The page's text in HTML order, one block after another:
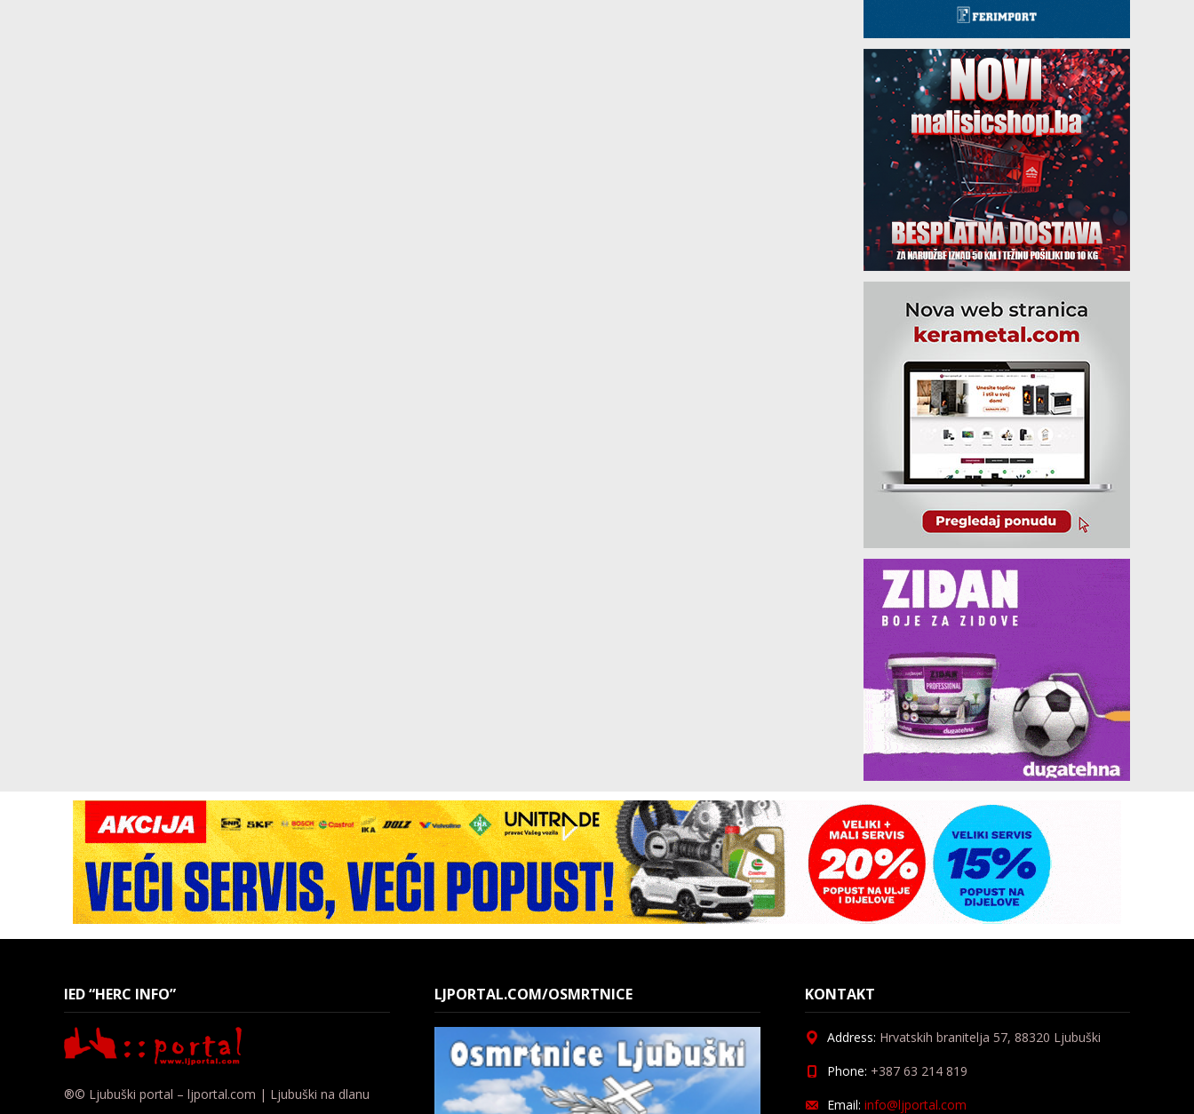
IED “HERC INFO”
®© Ljubuški portal – ljportal.com | Ljubuški na dlanu
LJPORTAL.COM/OSMRTNICE KONTAKT
Address: Hrvatskih branitelja 57, 88320 Ljubuški
Phone: +387 63 214 819
Email: info@ljportal.com